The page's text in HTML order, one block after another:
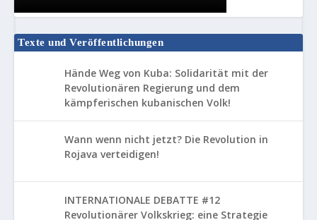
Texte und Veröffentlichungen
Hände Weg von Kuba: Solidarität mit der
Revolutionären Regierung und dem
kämpferischen kubanischen Volk!
Wann wenn nicht jetzt? Die Revolution in
Rojava verteidigen!
INTERNATIONALE DEBATTE #12
Revolutionärer Volkskrieg: eine Strategie